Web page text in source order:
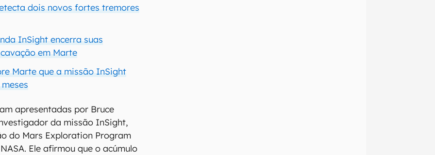
dois novos fortes tremores
InSight encerra suas
em Marte
Marte que a missão InSight
apresentadas por Bruce
da missão InSight,
do Mars Exploration Program
Ele afirmou que o acúmulo